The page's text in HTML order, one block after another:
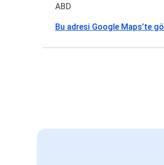
ABD
Bu adresi Google Maps’te